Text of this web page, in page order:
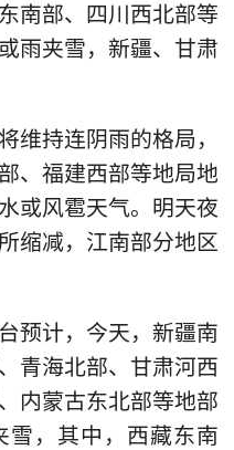
南部、四川西北部等
雨夹雪，新疆、甘肃
持连阴雨的格局，
、福建西部等地局地
或风雹天气。明天夜
缩减，江南部分地区
计，今天，新疆南
青海北部、甘肃河西
内蒙古东北部等地部
雪，其中，西藏东南